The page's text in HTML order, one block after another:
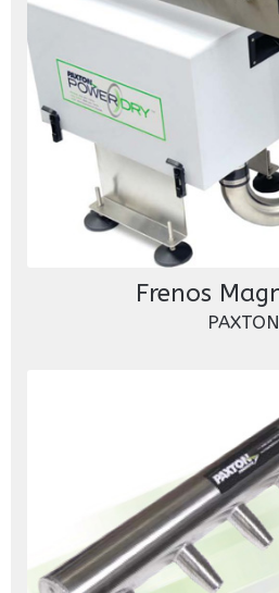
Frenos
PAXTON